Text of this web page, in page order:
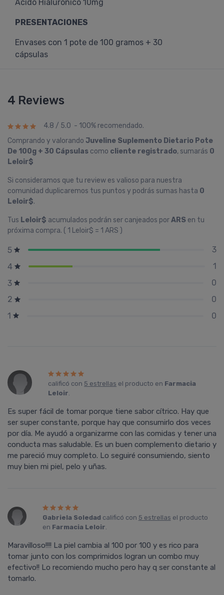
Ácido Hialurónico 10mg
PRESENTACIONES
Envases con 1 pote de 100 gramos + 30
cápsulas
4 Reviews
4.8 / 5.0 - 100% recomendado.
Comprando y valorando Juveline Suplemento Dietario Pote
De 100g + 30 Cápsulas como cliente registrado, sumarás 0
Leloir$
Si consideramos que tu review es valioso para nuestra
comunidad duplicaremos tus puntos y podrás sumas hasta 0
Leloir$.
Tus Leloir$ acumulados podrán ser canjeados porARS en tu
próxima compra. ( 1 Leloir$ = 1 ARS )
5
3
4
1
3
0
2
0
1
0
calificó con 5 estrellas el producto en Farmacia
Leloir.
Es super fácil de tomar porque tiene sabor cítrico. Hay que
ser super constante, porque hay que consumirlo dos veces
por día. Me ayudó a organizarme con las comidas y tener una
conducta mas saludable. Es un buen complemento dietario y
me pareció muy completo. Lo seguiré consumiendo, siento
muy bien mi piel, pelo y uñas.
Gabriela Soledad calificó con 5 estrellas el producto
en Farmacia Leloir.
Maravilloso!!!! La piel cambia al 100 por 100 y es rico para
tomar junto con los comprimidos logran un combo muy
efectivo!! Lo recomiendo mucho pero hay q ser constante al
tomarlo.